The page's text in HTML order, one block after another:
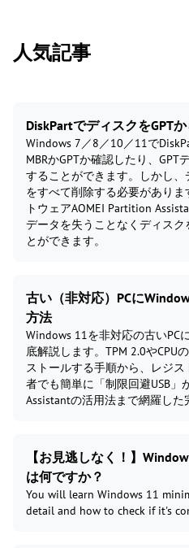
人気記事
DiskPartでディスクをGPT
Windows 7／8／10／11で
MBRかGPTか確認したり、GPT
することができます。しかし
をすべて削除する必要があり
トウェアAOMEI Partition
データを失うことなくディスク
とができます。
古い（非対応）PCに
方法
Windows 11を非対応の古いPC
底解説します。TPM 2.0やCPU
ストールする手順から、レジ
者でも簡単に「制限回避USB」
Assistantの活用法まで網羅した
【お見逃しなく！】
は何ですか？
You will learn Windows 11
detail and how to check if it's